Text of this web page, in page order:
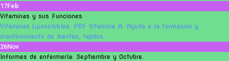
17Feb
Vitaminas y sus Funciones
Vitaminas Liposolubles: PDF Vitamina A: Ayuda a la formación y
mantenimiento de dientes, tejidos...
26Nov
Informes de enfermería: Septiembre y Octubre.